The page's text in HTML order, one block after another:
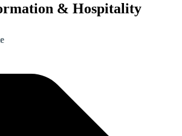
& Hospitality